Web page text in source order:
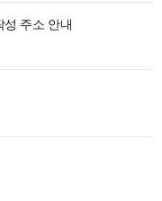
주소 안내